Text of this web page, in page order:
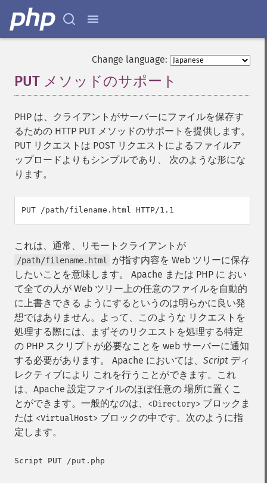
Change language:
PUT メソッドのサポート
PHP は、クライアントがサーバーにファイルを保存す
るための HTTP PUT メソッドのサポートを提供します。
PUT リクエストは POST リクエストによるファイルア
ップロードよりもシンプルであり、 次のような形にな
ります。
PUT /path/filename.html HTTP/1.1
これは、通常、リモートクライアントが
/path/filename.html
が指す内容を Web ツリーに保存
したいことを意味します。 Apache または PHP に おい
て全ての人が Web ツリー上の任意のファイルを自動的
に上書きできる ようにするというのは明らかに良い発
想ではありません。よって、このような リクエストを
処理する際には、まずそのリクエストを処理する特定
の PHP スクリプトが必要なことを web サーバーに通知
する必要があります。 Apache においては、 Script ディ
レクティブにより これを行うことができます。これ
は、Apache 設定ファイルのほぼ任意の 場所に置くこ
とができます。一般的なのは、
<Directory> ブロックま
たは <VirtualHost> ブロックの中です。次のように指
定します。